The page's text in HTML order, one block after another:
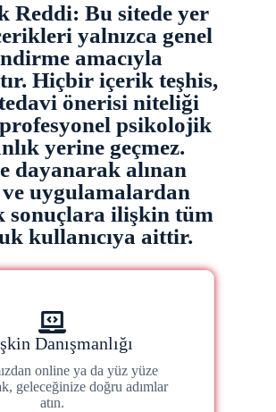
Reddi: Bu sitede yer
yalnızca genel
amacıyla
Hiçbir içerik teşhis,
önerisi niteliği
profesyonel psikolojik
yerine geçmez.
dayanarak alınan
uygulamalardan
sonuçlara ilişkin tüm
kullanıcıya aittir.
Danışmanlığı
online ya da yüz yüze
geleceğinize doğru adımlar
atın.